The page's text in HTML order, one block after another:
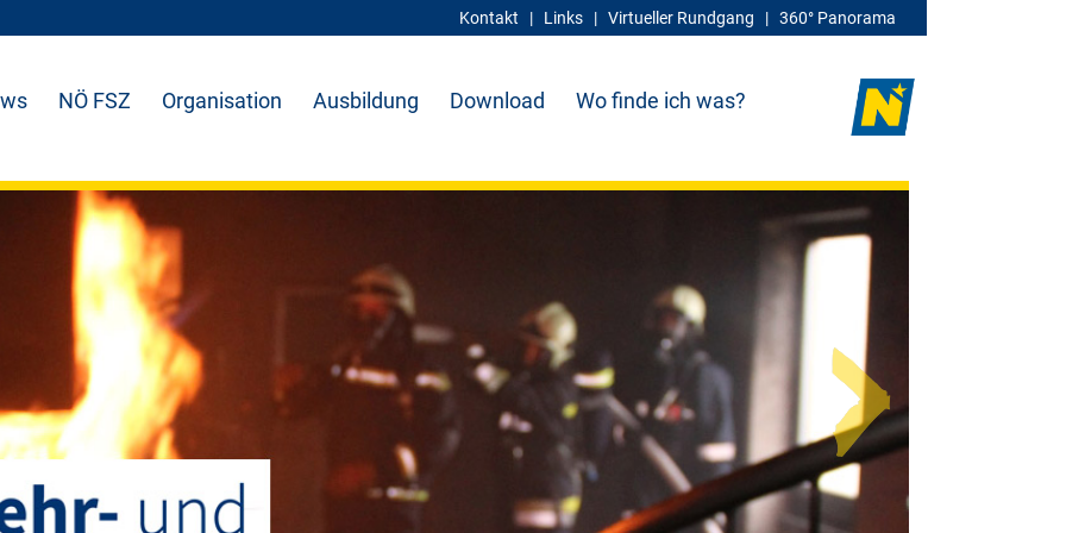
Kontakt | Links | Virtueller Rundgang | 360° Panorama
NÖ FSZ Organisation Ausbildung Download Wo finde ich was?